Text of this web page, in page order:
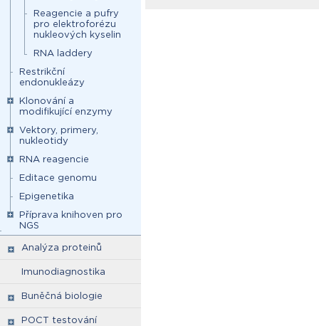
Reagencie a pufry
pro elektroforézu
nukleových kyselin
RNA laddery
Restrikční
endonukleázy
Klonování a
modifikující enzymy
Vektory, primery,
nukleotidy
RNA reagencie
Editace genomu
Epigenetika
Příprava knihoven pro
NGS
Analýza proteinů
Imunodiagnostika
Buněčná biologie
POCT testování